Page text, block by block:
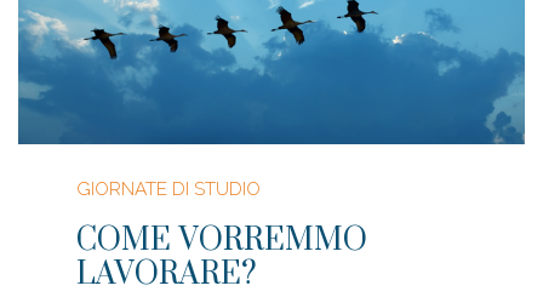
GIORNATE DI STUDIO
COME VORREMMO
LAVORARE?